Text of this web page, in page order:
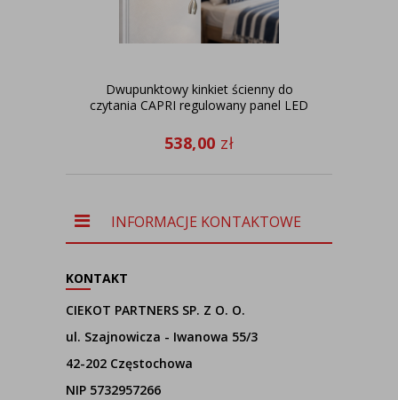
Dwupunktowy kinkiet ścienny do
czytania CAPRI regulowany panel LED
538,00 zł
INFORMACJE KONTAKTOWE
KONTAKT
CIEKOT PARTNERS SP. Z O. O.
ul. Szajnowicza - Iwanowa 55/3
42-202 Częstochowa
NIP 5732957266